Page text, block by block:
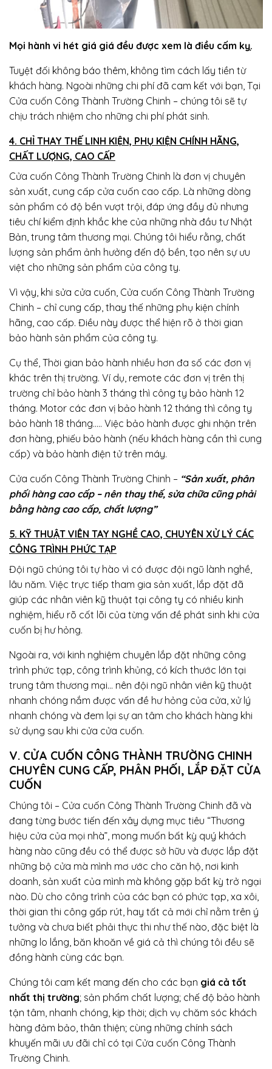
Mọi hành vi hét giá giá đều được xem là điều cấm kỵ.
Tuyệt đối không báo thêm, không tìm cách lấy tiền từ
khách hàng. Ngoài những chi phí đã cam kết với bạn, Tại
Cửa cuốn Công Thành Trường Chinh – chúng tôi sẽ tự
chịu trách nhiệm cho những chi phí phát sinh.
4. CHỈ THAY THẾ LINH KIỆN, PHỤ KIỆN CHÍNH HÃNG,
CHẤT LƯỢNG, CAO CẤP
Cửa cuốn Công Thành Trường Chinh là đơn vị chuyên
sản xuất, cung cấp cửa cuốn cao cấp. Là những dòng
sản phẩm có độ bền vượt trội, đáp ứng đầy đủ nhưng
tiêu chí kiểm định khắc khe của những nhà đầu tư Nhật
Bản, trung tâm thương mại. Chúng tôi hiểu rằng, chất
lượng sản phẩm ảnh hưởng đến độ bền, tạo nên sự ưu
việt cho những sản phẩm của công ty.
Vì vậy, khi sửa cửa cuốn, Cửa cuốn Công Thành Trường
Chinh – chỉ cung cấp, thay thế những phụ kiện chính
hãng, cao cấp. Điều này được thể hiện rõ ở thời gian
bảo hành sản phẩm của công ty.
Cụ thể, Thời gian bảo hành nhiều hơn đa số các đơn vị
khác trên thị trường. Ví dụ, remote các đơn vị trên thị
trường chỉ bảo hành 3 tháng thì công ty bảo hành 12
tháng. Motor các đơn vị bảo hành 12 tháng thì công ty
bảo hành 18 tháng….. Việc bảo hành được ghi nhận trên
đơn hàng, phiếu bảo hành (nếu khách hàng cần thì cung
cấp) và bảo hành điện tử trên máy.
Cửa cuốn Công Thành Trường Chinh – “Sản xuất, phân
phối hàng cao cấp – nên thay thế, sửa chữa cũng phải
bằng hàng cao cấp, chất lượng”
5. KỸ THUẬT VIÊN TAY NGHỀ CAO, CHUYÊN XỬ LÝ CÁC
CÔNG TRÌNH PHỨC TẠP
Đội ngũ chúng tôi tự hào vì có được đội ngũ lành nghề,
lâu năm. Việc trực tiếp tham gia sản xuất, lắp đặt đã
giúp các nhân viên kỹ thuật tại công ty có nhiều kinh
nghiệm, hiểu rõ cốt lõi của từng vấn đề phát sinh khi cửa
cuốn bị hư hỏng.
Ngoài ra, với kinh nghiệm chuyên lắp đặt những công
trình phức tạp, công trình khủng, có kích thước lớn tại
trung tâm thương mại… nên đội ngũ nhân viên kỹ thuật
nhanh chóng nắm được vấn đề hư hỏng của cửa, xử lý
nhanh chóng và đem lại sự an tâm cho khách hàng khi
sử dụng sau khi cửa cửa cuốn.
V. CỬA CUỐN CÔNG THÀNH TRƯỜNG CHINH
CHUYÊN CUNG CẤP, PHÂN PHỐI, LẮP ĐẶT CỬA
CUỐN
Chúng tôi – Cửa cuốn Công Thành Trường Chinh đã và
đang từng bước tiến đến xây dựng mục tiêu “Thương
hiệu cửa của mọi nhà”, mong muốn bất kỳ quý khách
hàng nào cũng đều có thể được sở hữu và được lắp đặt
những bộ cửa mà mình mơ ước cho căn hộ, nơi kinh
doanh, sản xuất của mình mà không gặp bất kỳ trở ngại
nào. Dù cho công trình của các bạn có phức tạp, xa xôi,
thời gian thi công gấp rút, hay tất cả mới chỉ nằm trên ý
tưởng và chưa biết phải thực thi như thế nào, đặc biệt là
những lo lắng, băn khoăn về giá cả thì chúng tôi đều sẽ
đồng hành cùng các bạn.
Chúng tôi cam kết mang đến cho các bạn giá cả tốt
nhất thị trường; sản phẩm chất lượng; chế độ bảo hành
tận tâm, nhanh chóng, kịp thời; dịch vụ chăm sóc khách
hàng đảm bảo, thân thiện; cùng những chính sách
khuyến mãi ưu đãi chỉ có tại Cửa cuốn Công Thành
Trường Chinh.